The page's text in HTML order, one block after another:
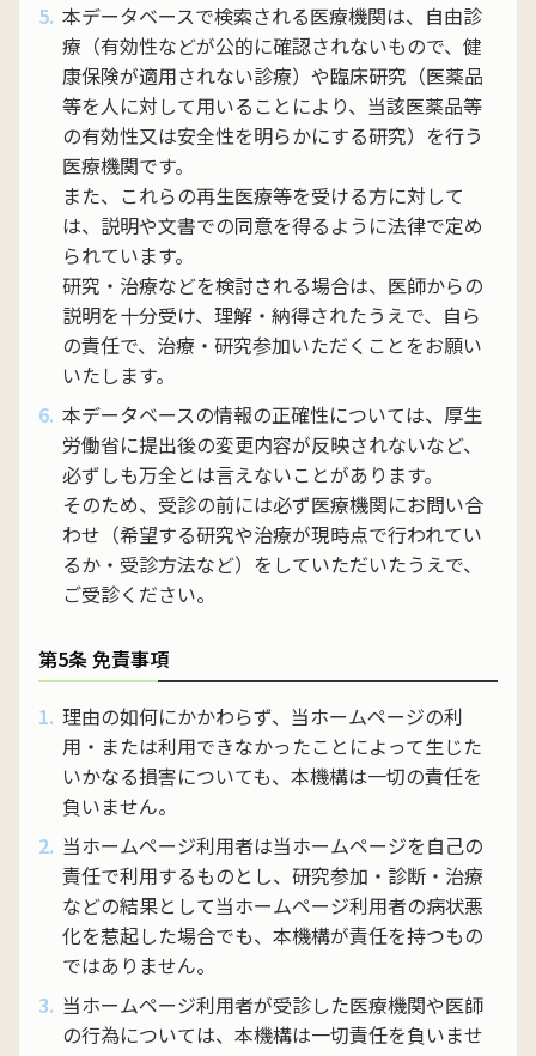
本データベースで検索される医療機関は、自由診
療（有効性などが公的に確認されないもので、健
康保険が適用されない診療）や臨床研究（医薬品
等を人に対して用いることにより、当該医薬品等
の有効性又は安全性を明らかにする研究）を行う
医療機関です。
また、これらの再生医療等を受ける方に対して
は、説明や文書での同意を得るように法律で定め
られています。
研究・治療などを検討される場合は、医師からの
説明を十分受け、理解・納得されたうえで、自ら
の責任で、治療・研究参加いただくことをお願い
いたします。
本データベースの情報の正確性については、厚生
労働省に提出後の変更内容が反映されないなど、
必ずしも万全とは言えないことがあります。
そのため、受診の前には必ず医療機関にお問い合
わせ（希望する研究や治療が現時点で行われてい
るか・受診方法など）をしていただいたうえで、
ご受診ください。
第5条 免責事項
理由の如何にかかわらず、当ホームページの利
用・または利用できなかったことによって生じた
いかなる損害についても、本機構は一切の責任を
負いません。
当ホームページ利用者は当ホームページを自己の
責任で利用するものとし、研究参加・診断・治療
などの結果として当ホームページ利用者の病状悪
化を惹起した場合でも、本機構が責任を持つもの
ではありません。
当ホームページ利用者が受診した医療機関や医師
の行為については、本機構は一切責任を負いませ